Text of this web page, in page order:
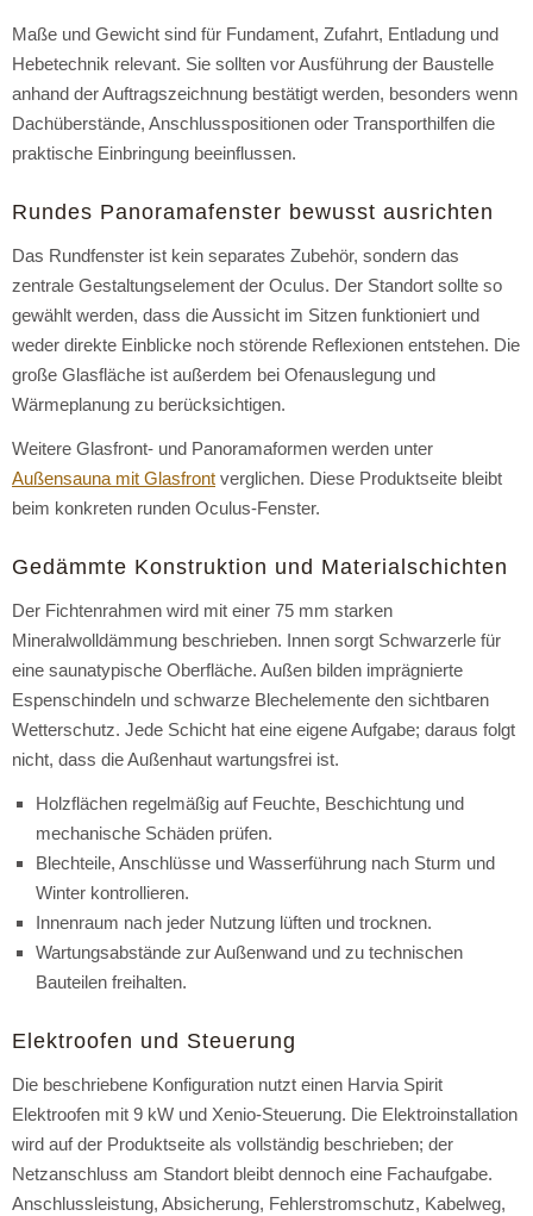
Maße und Gewicht sind für Fundament, Zufahrt, Entladung und
Hebetechnik relevant. Sie sollten vor Ausführung der Baustelle
anhand der Auftragszeichnung bestätigt werden, besonders wenn
Dachüberstände, Anschlusspositionen oder Transporthilfen die
praktische Einbringung beeinflussen.
Rundes Panoramafenster bewusst ausrichten
Das Rundfenster ist kein separates Zubehör, sondern das
zentrale Gestaltungselement der Oculus. Der Standort sollte so
gewählt werden, dass die Aussicht im Sitzen funktioniert und
weder direkte Einblicke noch störende Reflexionen entstehen. Die
große Glasfläche ist außerdem bei Ofenauslegung und
Wärmeplanung zu berücksichtigen.
Weitere Glasfront- und Panoramaformen werden unter
Außensauna mit Glasfront verglichen. Diese Produktseite bleibt
beim konkreten runden Oculus-Fenster.
Gedämmte Konstruktion und Materialschichten
Der Fichtenrahmen wird mit einer 75 mm starken
Mineralwolldämmung beschrieben. Innen sorgt Schwarzerle für
eine saunatypische Oberfläche. Außen bilden imprägnierte
Espenschindeln und schwarze Blechelemente den sichtbaren
Wetterschutz. Jede Schicht hat eine eigene Aufgabe; daraus folgt
nicht, dass die Außenhaut wartungsfrei ist.
Holzflächen regelmäßig auf Feuchte, Beschichtung und
mechanische Schäden prüfen.
Blechteile, Anschlüsse und Wasserführung nach Sturm und
Winter kontrollieren.
Innenraum nach jeder Nutzung lüften und trocknen.
Wartungsabstände zur Außenwand und zu technischen
Bauteilen freihalten.
Elektroofen und Steuerung
Die beschriebene Konfiguration nutzt einen Harvia Spirit
Elektroofen mit 9 kW und Xenio-Steuerung. Die Elektroinstallation
wird auf der Produktseite als vollständig beschrieben; der
Netzanschluss am Standort bleibt dennoch eine Fachaufgabe.
Anschlussleistung, Absicherung, Fehlerstromschutz, Kabelweg,